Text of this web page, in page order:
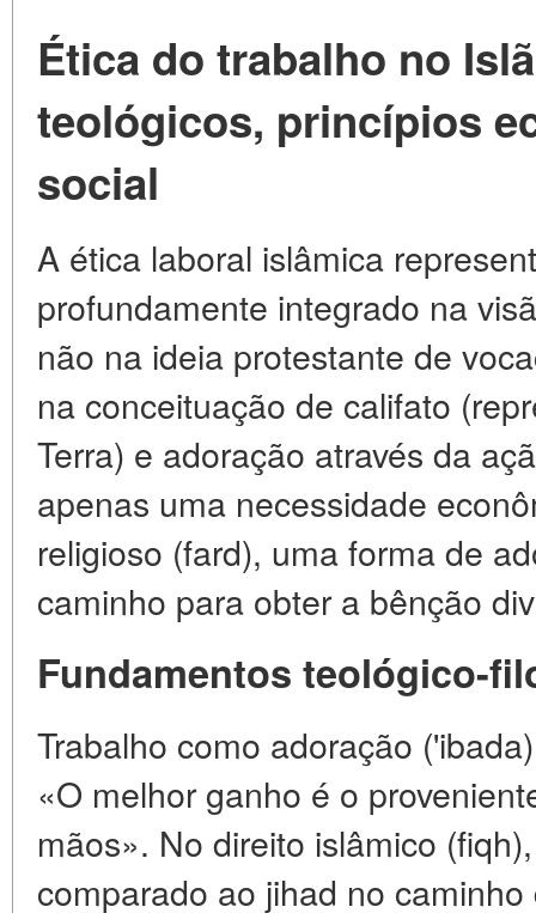
Ética do trabalho no
teológicos, princípios
social
A ética laboral islâmica
profundamente integrado na
não na ideia protestante de
na conceituação de califato
Terra) e adoração através da
apenas uma necessidade
religioso (fard), uma forma de
caminho para obter a bênção
Fundamentos teológico-
Trabalho como adoração
«O melhor ganho é o
mãos». No direito islâmico
comparado ao jihad no